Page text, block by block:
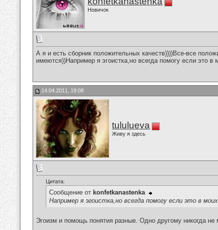
Новичок
А я и есть сборник положительных качеств))))Все-все
имеются))Например я эгоистка,но всегда помогу если это в
14.04.2011, 19:08
tululueva
Живу я здесь
Цитата:
Сообщение от konfetkanastenka
Например я эгоистка,но всегда помогу если это в
Эгоизм и помощь понятия разные. Одно другому никогда